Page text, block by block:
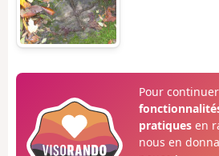
Pour
pratiquesen
nous en